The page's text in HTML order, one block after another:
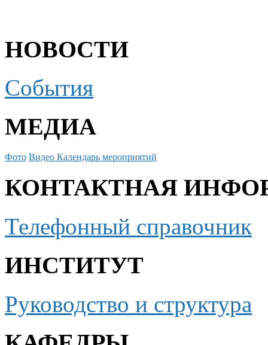
НОВОСТИ
События
МЕДИА
Фото Видео Календарь мероприятий
КОНТАКТНАЯ
Телефонный справочник
ИНСТИТУТ
Руководство и структура